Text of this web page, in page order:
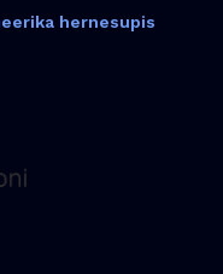
hernesupis